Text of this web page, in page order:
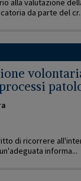
da parte del
di ricorrere
informa...